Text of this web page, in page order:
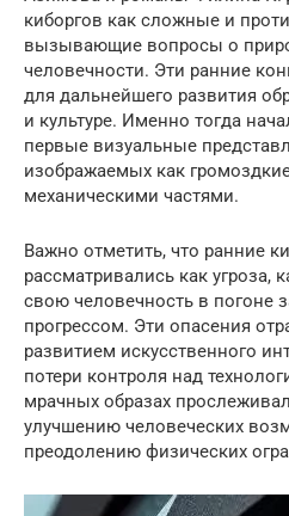
киборгов как сложные и
вызывающие вопросы о
человечности. Эти ранние
для дальнейшего развития
и культуре. Именно тогда
первые визуальные
изображаемых как
механическими частями.
Важно отметить, что ранние
рассматривались как угроза,
свою человечность в погоне
прогрессом. Эти опасения
развитием искусственного
потери контроля над
мрачных образах
улучшению человеческих
преодолению физических